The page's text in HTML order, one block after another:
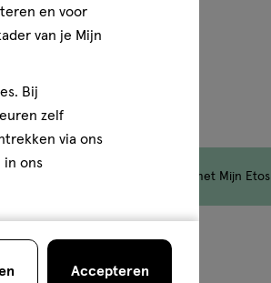
op Etos Merk met Mijn Etos
5van5
en voor
van je Mijn
Bij
zelf
via ons
in ons
Accepteren